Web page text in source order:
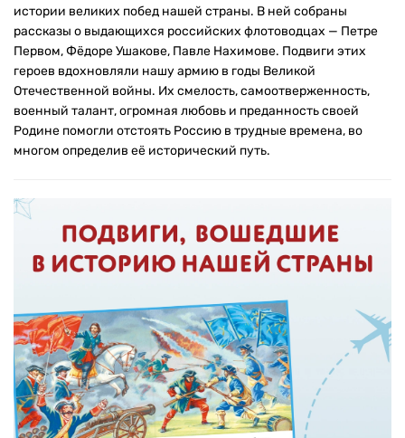
истории великих побед нашей страны. В ней собраны
рассказы о выдающихся российских флотоводцах — Петре
Первом, Фёдоре Ушакове, Павле Нахимове. Подвиги этих
героев вдохновляли нашу армию в годы Великой
Отечественной войны. Их смелость, самоотверженность,
военный талант, огромная любовь и преданность своей
Родине помогли отстоять Россию в трудные времена, во
многом определив её исторический путь.